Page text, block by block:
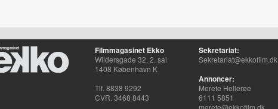
Filmmagasinet Ekko
Wildersgade 32, 2. sal
1408 København K
Tlf. 8838 9292
CVR. 3468 8443
Sekretariat:
Sekretariat@ekkofilm.dk
Annoncer:
Merete Hellerøe
6111 5851
merete@ekkofilm.dk